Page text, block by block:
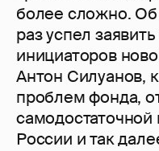
более сложно.
раз успел
инициаторов
Антон Силуанов,
проблем фонда,
России и так